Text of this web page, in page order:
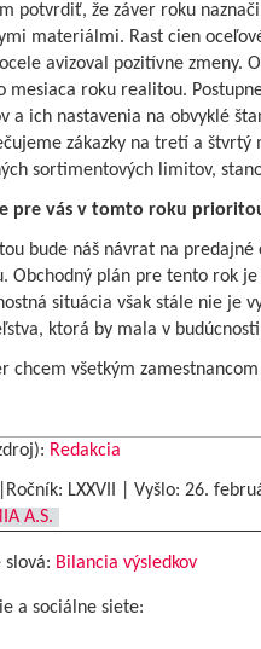
potvrdiť, že záver roku
materiálmi. Rast cien
avizoval pozitívne zmeny.
mesiaca roku realitou.
a ich nastavenia na obvyklé
zákazky na tretí a
sortimentových limitov,
pre vás v tomto roku
bude náš návrat na
Obchodný plán pre tento rok
situácia však stále nie je
ktorá by mala v
chcem všetkým
Redakcia
LXXVII | Vyšlo: 26.
A.S.
slová: Bilancia výsledkov
a sociálne siete: